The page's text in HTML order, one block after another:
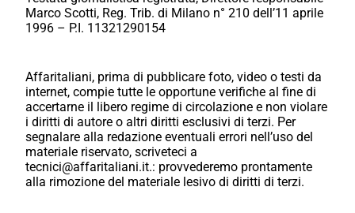
Marco Scotti, Reg. Trib. di Milano n° 210 dell’11 aprile
1996 – P.I. 11321290154
Affaritaliani, prima di pubblicare foto, video o testi da
internet, compie tutte le opportune verifiche al fine di
accertarne il libero regime di circolazione e non violare
i diritti di autore o altri diritti esclusivi di terzi. Per
segnalare alla redazione eventuali errori nell’uso del
materiale riservato, scriveteci a
tecnici@affaritaliani.it.: provvederemo prontamente
alla rimozione del materiale lesivo di diritti di terzi.